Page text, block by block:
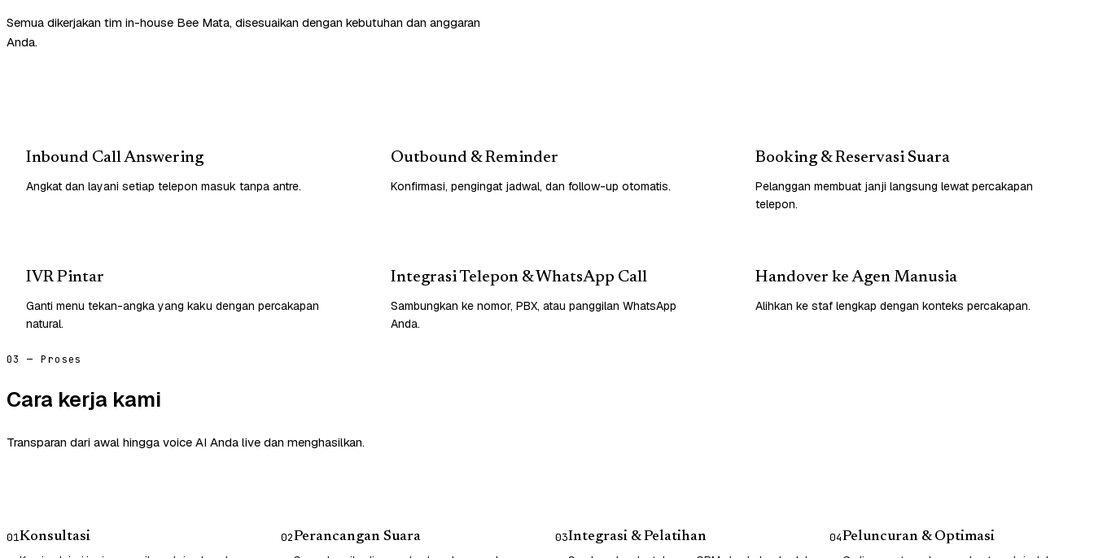
Semua dikerjakan tim in-house Bee Mata, disesuaikan dengan kebutuhan dan anggaran
Anda.
Inbound Call Answering
Angkat dan layani setiap telepon masuk tanpa antre.
Outbound & Reminder
Konfirmasi, pengingat jadwal, dan follow-up otomatis.
Booking & Reservasi Suara
Pelanggan membuat janji langsung lewat percakapan
telepon.
IVR Pintar
Ganti menu tekan-angka yang kaku dengan percakapan
natural.
Integrasi Telepon & WhatsApp Call
Sambungkan ke nomor, PBX, atau panggilan WhatsApp
Anda.
Handover ke Agen Manusia
Alihkan ke staf lengkap dengan konteks percakapan.
03 — Proses
Cara kerja kami
Transparan dari awal hingga voice AI Anda live dan menghasilkan.
01Konsultasi
02Perancangan Suara
03Integrasi & Pelatihan
04Peluncuran & Optimasi